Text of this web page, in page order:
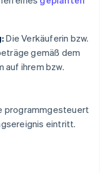
Die Verkäuferin bzw.
gemäß dem
auf ihrem bzw.
programmgesteuert
eintritt.